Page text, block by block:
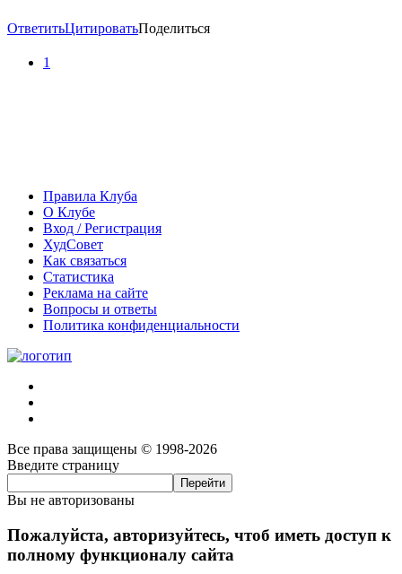
ОтветитьЦитироватьПоделиться
1
Правила Клуба
О Клубе
Вход / Регистрация
ХудСовет
Как связаться
Статистика
Реклама на сайте
Вопросы и ответы
Политика конфиденциальности
Все права защищены © 1998-2026
Введите страницу
Вы не авторизованы
Пожалуйста, авторизуйтесь, чтоб иметь доступ к
полному функционалу сайта